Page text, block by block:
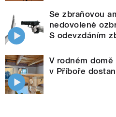
Se zbraňovou
nedovolené
S odevzdáním
V rodném domě
v Příboře